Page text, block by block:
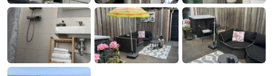
Loverendale
Résidence
Wijngaerde
Campingplätze
Ferienhäuser
-